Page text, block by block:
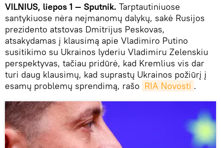
VILNIUS, liepos 1 — Sputnik. Tarptautiniuose
santykiuose nėra neįmanomų dalykų, sakė Rusijos
prezidento atstovas Dmitrijus Peskovas,
atsakydamas į klausimą apie Vladimiro Putino
susitikimo su Ukrainos lyderiu Vladimiru Zelenskiu
perspektyvas, tačiau pridūrė, kad Kremlius vis dar
turi daug klausimų, kad suprastų Ukrainos požiūrį į
esamų problemų sprendimą, rašo RIA Novosti .